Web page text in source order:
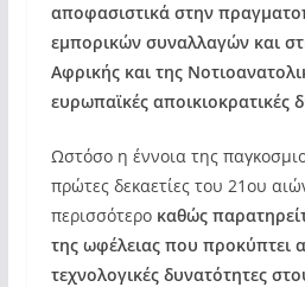
αποφασιστικά στην
εμπορικών συναλλαγών και
Αφρικής και της
ευρωπαϊκές αποικιοκρατικές
Ωστόσο η έννοια της
πρώτες δεκαετίες του 21ου
περισσότερο καθώς
της ωφέλειας που προκύπτει
τεχνολογικές δυνατότητες